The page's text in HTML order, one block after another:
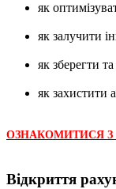
як
як залучити
як зберегти
як захистити
ОЗНАКОМИТИСЯ З
Відкриття